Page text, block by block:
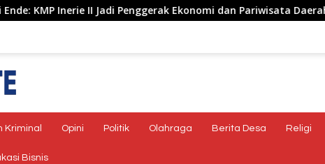
Inerie II Jadi Penggerak Ekonomi dan Pariwisata Daerah
Kriminal Opini Politik Olahraga Berita Desa Religi
Bisnis